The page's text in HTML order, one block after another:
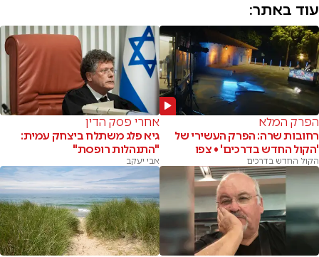
עוד באתר:
הפרק המלא
רחובות שרה: הפרק העשירי של
'הקול החדש בדרכים' • צפו
הקול החדש בדרכים
אחרי פסק הדין
גיא פלג משתלח ביצחק עמית:
"התנהלות רופסת"
אבי יעקב